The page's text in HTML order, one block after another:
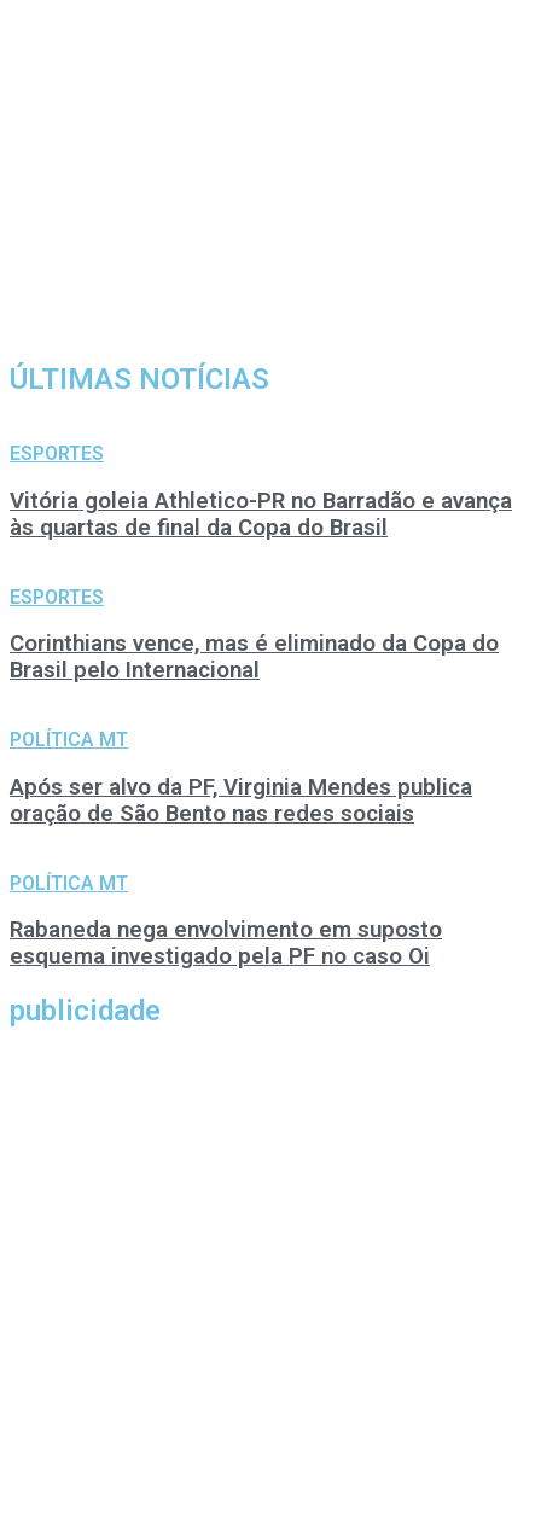
ÚLTIMAS NOTÍCIAS
ESPORTES
Vitória goleia Athletico-PR no Barradão e avança
às quartas de final da Copa do Brasil
ESPORTES
Corinthians vence, mas é eliminado da Copa do
Brasil pelo Internacional
POLÍTICA MT
Após ser alvo da PF, Virginia Mendes publica
oração de São Bento nas redes sociais
POLÍTICA MT
Rabaneda nega envolvimento em suposto
esquema investigado pela PF no caso Oi
publicidade